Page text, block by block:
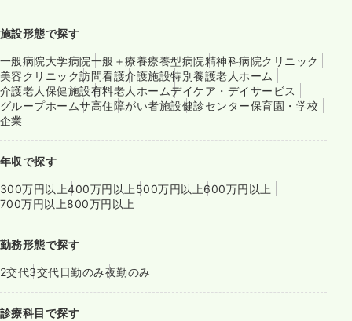
施設形態で探す
一般病院大学病院一般＋療養療養型病院精神科病院クリニック
美容クリニック訪問看護介護施設特別養護老人ホーム
介護老人保健施設有料老人ホームデイケア・デイサービス
グループホームサ高住障がい者施設健診センター保育園・学校
企業
年収で探す
300万円以上400万円以上 500万円以上600万円以上
700万円以上800万円以上
勤務形態で探す
2交代3交代日勤のみ夜勤のみ
診療科目で探す